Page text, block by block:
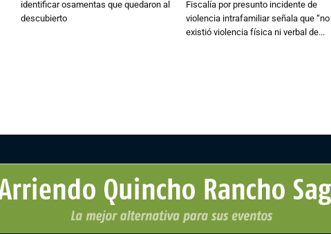
identificar osamentas que quedaron al
descubierto
Fiscalía por presunto incidente de
violencia intrafamiliar señala que “no
existió violencia física ni verbal de...